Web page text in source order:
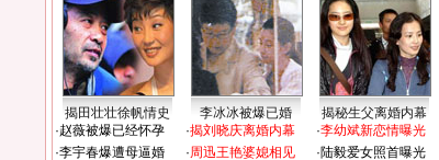
揭田壮壮徐帆情史 李冰冰被爆已婚
揭秘生父离婚内幕
·赵薇被爆已经怀孕
·李宇春爆遭母逼婚
·揭刘晓庆离婚内幕
·周迅王艳婆媳相见
·李幼斌新恋情曝光
·陆毅爱女照首曝光